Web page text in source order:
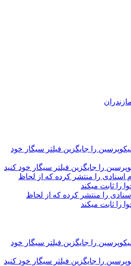
را جایگزین فیلتر سیگار خود کنید
را منتشر کرده که از لحاظ
را ثابت میکند
را جایگزین فیلتر سیگار خود کنید